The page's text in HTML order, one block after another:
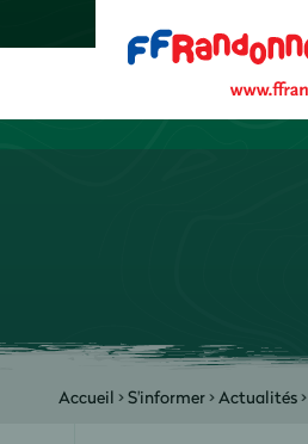
Accueil >S'informer>Actualités>